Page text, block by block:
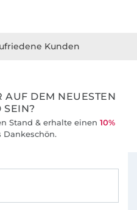
AUF DEM NEUESTEN
SEIN?
Stand & erhalte einen 10%
Dankeschön.